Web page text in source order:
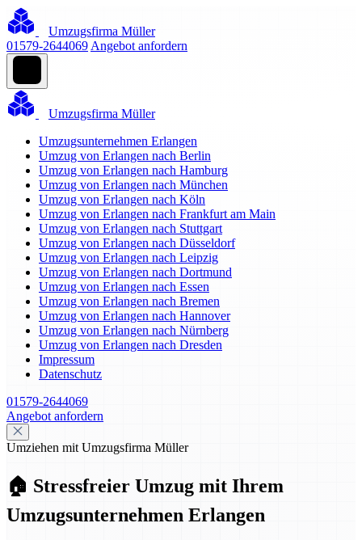
Umzugsfirma Müller
01579-2644069 Angebot anfordern
Umzugsfirma Müller
Umzugsunternehmen Erlangen
Umzug von Erlangen nach Berlin
Umzug von Erlangen nach Hamburg
Umzug von Erlangen nach München
Umzug von Erlangen nach Köln
Umzug von Erlangen nach Frankfurt am Main
Umzug von Erlangen nach Stuttgart
Umzug von Erlangen nach Düsseldorf
Umzug von Erlangen nach Leipzig
Umzug von Erlangen nach Dortmund
Umzug von Erlangen nach Essen
Umzug von Erlangen nach Bremen
Umzug von Erlangen nach Hannover
Umzug von Erlangen nach Nürnberg
Umzug von Erlangen nach Dresden
Impressum
Datenschutz
01579-2644069
Angebot anfordern
Umziehen mit Umzugsfirma Müller
🏠 Stressfreier Umzug mit Ihrem
Umzugsunternehmen Erlangen